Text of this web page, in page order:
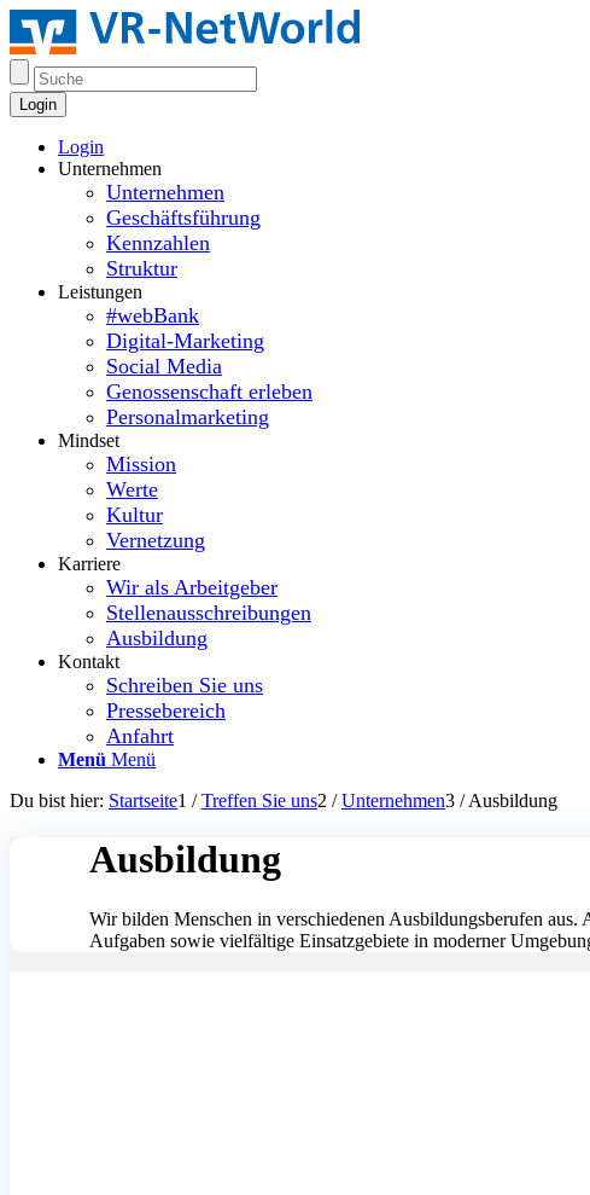
Login
Login
Unternehmen
Unternehmen
Geschäftsführung
Kennzahlen
Struktur
Leistungen
#webBank
Digital-Marketing
Social Media
Genossenschaft erleben
Personalmarketing
Mindset
Mission
Werte
Kultur
Vernetzung
Karriere
Wir als Arbeitgeber
Stellenausschreibungen
Ausbildung
Kontakt
Schreiben Sie uns
Pressebereich
Anfahrt
Menü Menü
Du bist hier: Startseite1 / Treffen Sie uns2 / Unternehmen3 / Ausbildung
Ausbildung
Wir bilden Menschen in verschiedenen Ausbildungsberufen
Aufgaben sowie vielfältige Einsatzgebiete in moderner